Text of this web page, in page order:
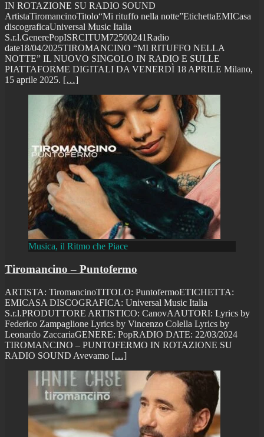
IN ROTAZIONE SU RADIO SOUND
ArtistaTiromancinoTitolo“Mi rituffo nella notte”EtichettaEMICasa
discograficaUniversal Music Italia
S.r.l.GenerePopISRCITUM72500241Radio
date18/04/2025TIROMANCINO “MI RITUFFO NELLA
NOTTE” IL NUOVO SINGOLO IN RADIO E SULLE
PIATTAFORME DIGITALI DA VENERDÌ 18 APRILE Milano,
15 aprile 2025. […]
Musica, il Ritmo che Piace
Tiromancino – Puntofermo
ARTISTA: TiromancinoTITOLO: PuntofermoETICHETTA:
EMICASA DISCOGRAFICA: Universal Music Italia
S.r.l.PRODUTTORE ARTISTICO: CanovAAUTORI: Lyrics by
Federico Zampaglione Lyrics by Vincenzo Colella Lyrics by
Leonardo ZaccariaGENERE: PopRADIO DATE: 22/03/2024
TIROMANCINO – PUNTOFERMO IN ROTAZIONE SU
RADIO SOUND Avevamo […]